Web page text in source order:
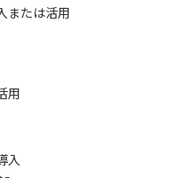
または活用
用
入